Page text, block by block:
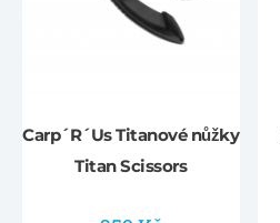
Carp´R´Us Titanové nůžky
Titan Scissors